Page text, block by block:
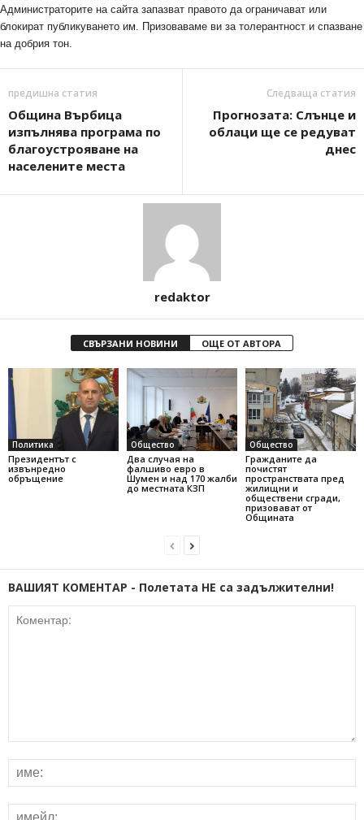
Администраторите на сайта запазват правото да ограничават или
блокират публикуването им. Призоваваме ви за толерантност и спазване
на добрия тон.
предишна статия
Община Върбица
изпълнява програма по
благоустрояване на
населените места
Следваща статия
Прогнозата: Слънце и
облаци ще се редуват
днес
redaktor
СВЪРЗАНИ НОВИНИ ОЩЕ ОТ АВТОРА
Политика
Президентът с
извънредно
обръщение
Общество
Два случая на
фалшиво евро в
Шумен и над 170 жалби
до местната КЗП
Общество
Гражданите да
почистят
пространствата пред
жилищни и
обществени сгради,
призовават от
Общината
ВАШИЯТ КОМЕНТАР - Полетата НЕ са задължителни!